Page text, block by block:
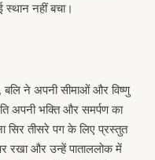
नहीं बचा।
ने अपनी सीमाओं और विष्णु
अपनी भक्ति और समर्पण का
सिर तीसरे पग के लिए प्रस्तुत
रखा और उन्हें पाताललोक में